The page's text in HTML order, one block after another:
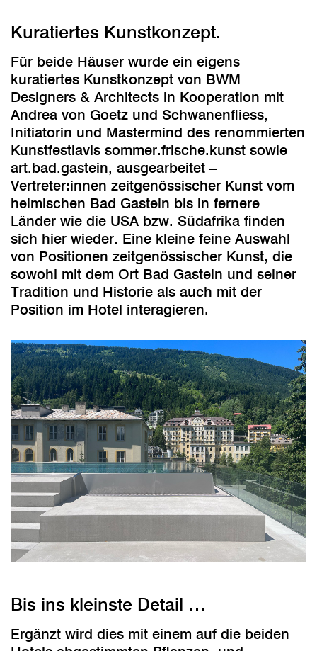
Kuratiertes Kunstkonzept.
Für beide Häuser wurde ein eigens
kuratiertes Kunstkonzept von BWM
Designers & Architects in Kooperation mit
Andrea von Goetz und Schwanenfliess,
Initiatorin und Mastermind des renommierten
Kunstfestiavls sommer.frische.kunst sowie
art.bad.gastein, ausgearbeitet –
Vertreter:innen zeitgenössischer Kunst vom
heimischen Bad Gastein bis in fernere
Länder wie die USA bzw. Südafrika finden
sich hier wieder. Eine kleine feine Auswahl
von Positionen zeitgenössischer Kunst, die
sowohl mit dem Ort Bad Gastein und seiner
Tradition und Historie als auch mit der
Position im Hotel interagieren.
Bis ins kleinste Detail …
Ergänzt wird dies mit einem auf die beiden